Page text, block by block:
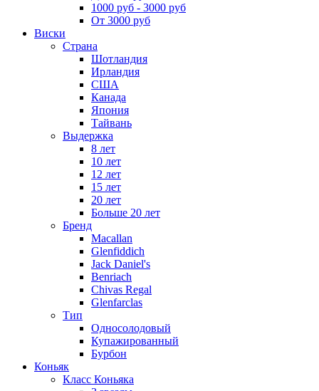
1000 руб - 3000 руб
От 3000 руб
Виски
Страна
Шотландия
Ирландия
США
Канада
Япония
Тайвань
Выдержка
8 лет
10 лет
12 лет
15 лет
20 лет
Больше 20 лет
Бренд
Macallan
Glenfiddich
Jack Daniel's
Benriach
Chivas Regal
Glenfarclas
Тип
Односолодовый
Купажированный
Бурбон
Коньяк
Класс Коньяка